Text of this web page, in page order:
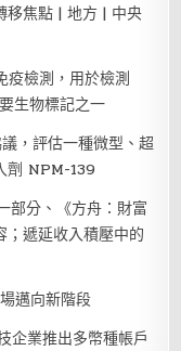
焦點 | 地方 | 中央
檢測，用於檢測
生物標記之一
，評估一種微型、超
劑 NPM-139
部分、《方舟：財富
；遞延收入積壓中的
邁向新階段
業推出多幣種帳戶